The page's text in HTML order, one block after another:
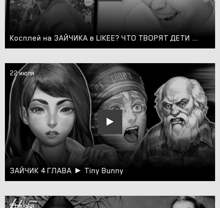
Косплей на ЗАЙЧИКА в LIKEE? ЧТО ТВОРЯТ ДЕТИ В ЛАЙКЕ? ? ПОПРОБУЙ НЕ ЗАСМЕЯТЬСЯ в LIKE ?
22 июля
ЗАЙЧИК 4 ГЛАВА ► Tiny Bunny
21 июля